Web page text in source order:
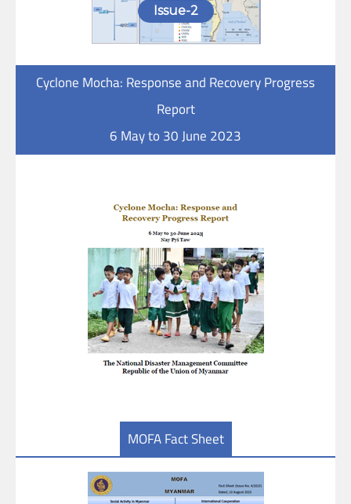
Issue-2
Cyclone Mocha: Response and Recovery Progress
Report
6 May to 30 June 2023
MOFA Fact Sheet